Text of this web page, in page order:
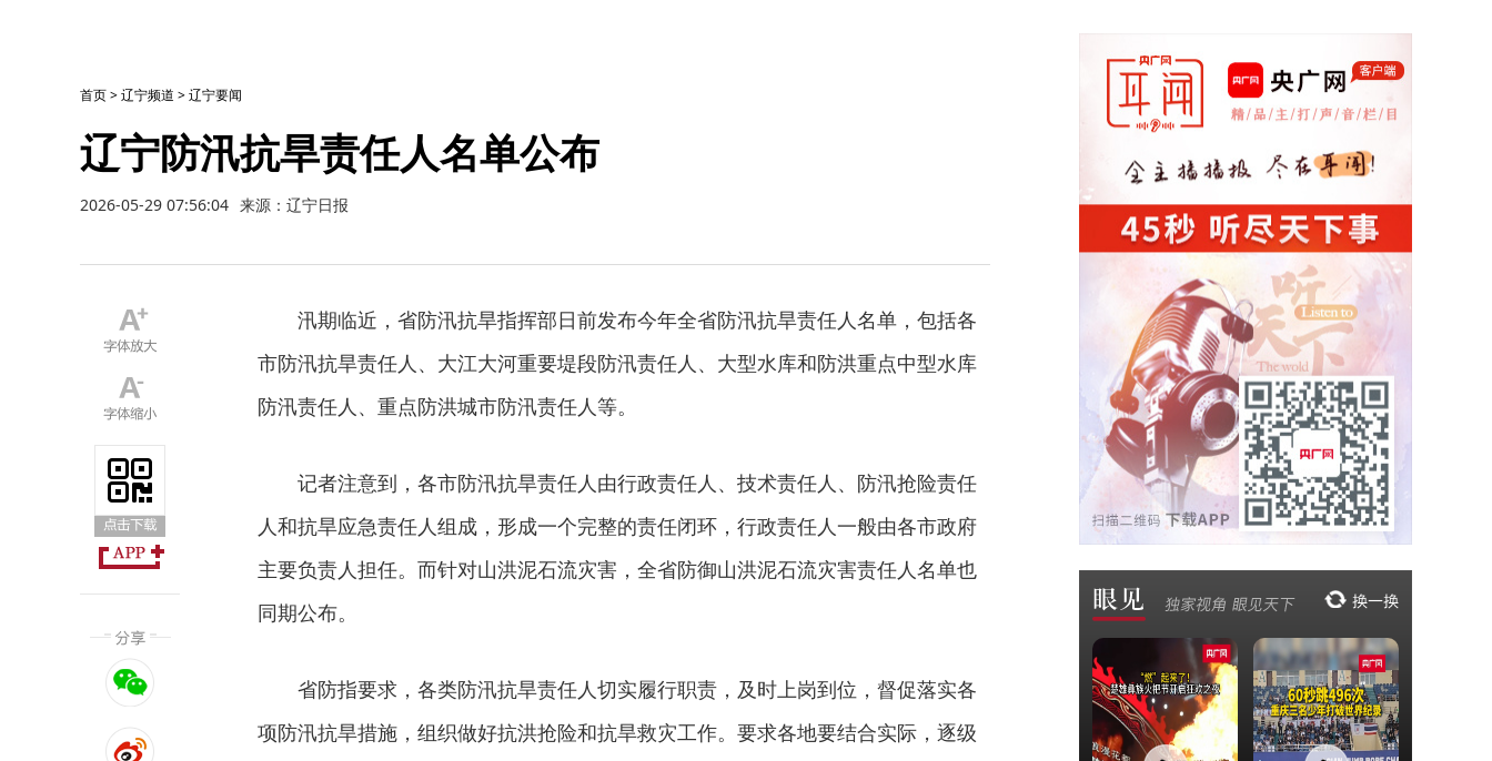
首页>辽宁频道 >辽宁要闻
辽宁防汛抗旱责任人名单公布
2026-05-29 07:56:04 来源：辽宁日报
汛期临近，省防汛抗旱指挥部日前发布今年全省防汛抗旱责任人名单，包括各
市防汛抗旱责任人、大江大河重要堤段防汛责任人、大型水库和防洪重点中型水库
防汛责任人、重点防洪城市防汛责任人等。
记者注意到，各市防汛抗旱责任人由行政责任人、技术责任人、防汛抢险责任
人和抗旱应急责任人组成，形成一个完整的责任闭环，行政责任人一般由各市政府
主要负责人担任。而针对山洪泥石流灾害，全省防御山洪泥石流灾害责任人名单也
同期公布。
省防指要求，各类防汛抗旱责任人切实履行职责，及时上岗到位，督促落实各
项防汛抗旱措施，组织做好抗洪抢险和抗旱救灾工作。要求各地要结合实际，逐级